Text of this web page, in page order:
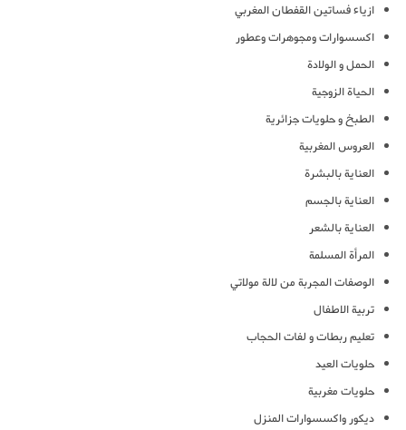
ازياء فساتين القفطان المغربي
اكسسوارات ومجوهرات وعطور
الحمل و الولادة
الحياة الزوجية
الطبخ و حلويات جزائرية
العروس المغربية
العناية بالبشرة
العناية بالجسم
العناية بالشعر
المرأة المسلمة
الوصفات المجربة من لالة مولاتي
تربية الاطفال
تعليم ربطات و لفات الحجاب
حلويات العيد
حلويات مغربية
ديكور واكسسوارات المنزل